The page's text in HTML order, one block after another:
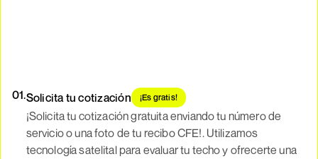
01.Solicita tu cotización ¡Es gratis!
¡Solicita tu cotización gratuita enviando tu número de
servicio o una foto de tu recibo CFE!. Utilizamos
tecnología satelital para evaluar tu techo y ofrecerte una